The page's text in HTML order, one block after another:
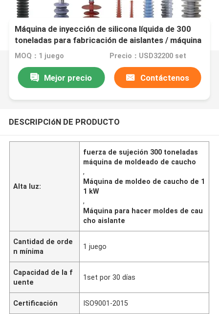
Máquina de inyección de silicona líquida de 300
toneladas para fabricación de aislantes / máquina
de fabricación de aislantes de alto voltaje
MOQ：1 juego Precio：USD32200 set
Mejor precio Contáctenos
DESCRIPCIóN DE PRODUCTO
Alta luz:
fuerza de sujeción 300 toneladas
máquina de moldeado de caucho
,
Máquina de moldeo de caucho de 1
1 kW
,
Máquina para hacer moldes de cau
cho aislante
Cantidad de orde
n mínima
1 juego
Capacidad de la f
uente
1set por 30 días
Certificación ISO9001-2015